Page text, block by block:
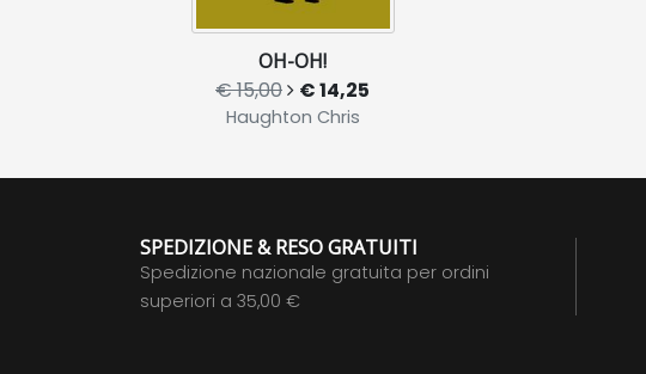
OH-OH!
€ 15,00 € 14,25
Haughton Chris
SPEDIZIONE & RESO GRATUITI
Spedizione nazionale gratuita per ordini
superiori a 35,00 €